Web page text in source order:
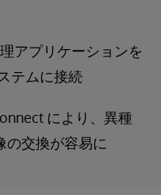
アプリケーションを
テムに接続
により、異種
の交換が容易に